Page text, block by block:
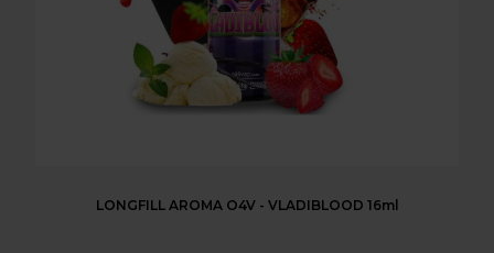
LONGFILL AROMA O4V - VLADIBLOOD 16ml